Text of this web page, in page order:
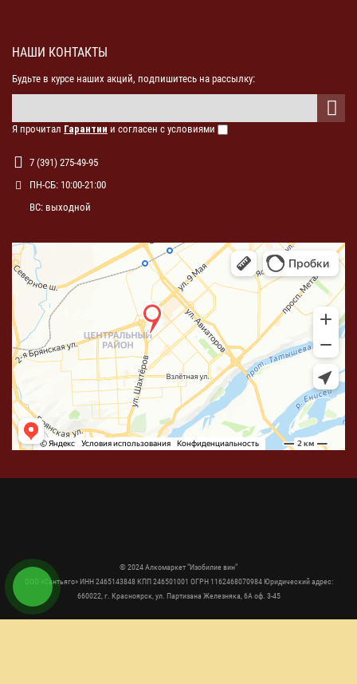
НАШИ КОНТАКТЫ
Будьте в курсе наших акций, подпишитесь на рассылку:
Я прочитал Гарантии и согласен с условиями
7 (391) 275-49-95
ПН-СБ: 10:00-21:00
ВС: выходной
© 2024 Алкомаркет "Изобилие вин"
ООО «Сантьяго» ИНН 2465143848 КПП 246501001 ОГРН 1162468070984 Юридический адрес:
660022, г. Красноярск, ул. Партизана Железняка, 6А оф. 3-45